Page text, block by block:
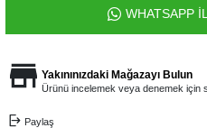
WHATSAPP
Yakınınızdaki Mağazayı Bulun
Ürünü incelemek veya denemek için
Paylaş